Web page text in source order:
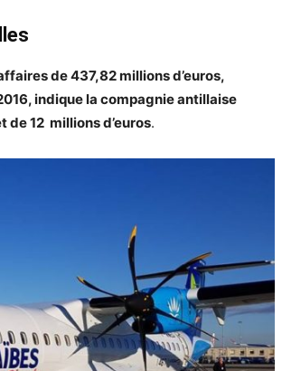
de 437,82 millions d’euros,
indique la compagnie antillaise
12 millions d’euros.